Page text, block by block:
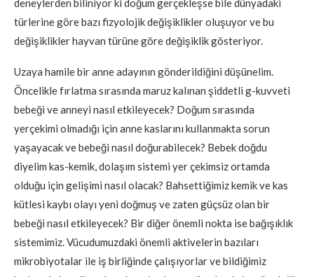
deneylerden biliniyor ki doğum gerçekleşse bile dünyadaki
türlerine göre bazı fizyolojik değişiklikler oluşuyor ve bu
değişiklikler hayvan türüne göre değişiklik gösteriyor.
Uzaya hamile bir anne adayının gönderildiğini düşünelim.
Öncelikle fırlatma sırasında maruz kalınan şiddetli g-kuvveti
bebeği ve anneyi nasıl etkileyecek? Doğum sırasında
yerçekimi olmadığı için anne kaslarını kullanmakta sorun
yaşayacak ve bebeği nasıl doğurabilecek? Bebek doğdu
diyelim kas-kemik, dolaşım sistemi yer çekimsiz ortamda
olduğu için gelişimi nasıl olacak? Bahsettiğimiz kemik ve kas
kütlesi kaybı olayı yeni doğmuş ve zaten güçsüz olan bir
bebeği nasıl etkileyecek? Bir diğer önemli nokta ise bağışıklık
sistemimiz. Vücudumuzdaki önemli aktivelerin bazıları
mikrobiyotalar ile iş birliğinde çalışıyorlar ve bildiğimiz